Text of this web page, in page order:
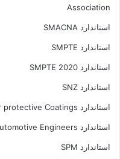
Association
استاندارد SMACNA
استاندارد SMPTE
استاندارد SMPTE 2020
استاندارد SNZ
استاندارد Society for protective Coatings
استاندارد Society of Automotive Engineers
استاندارد SPM